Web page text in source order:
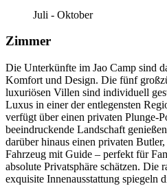
Juli - Oktober
Zimmer
Die Unterkünfte im Jao Camp sind
Komfort und Design. Die fünf
luxuriösen Villen sind individuell
Luxus in einer der entlegensten
verfügt über einen privaten Plunge-
beeindruckende Landschaft
darüber hinaus einen privaten
Fahrzeug mit Guide – perfekt für
absolute Privatsphäre schätzen. Die
exquisite Innenausstattung spiegeln